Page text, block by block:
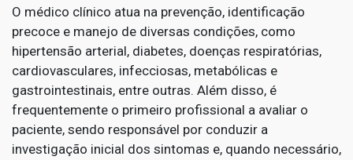
O médico clínico atua na prevenção, identificação
precoce e manejo de diversas condições, como
hipertensão arterial, diabetes, doenças respiratórias,
cardiovasculares, infecciosas, metabólicas e
gastrointestinais, entre outras. Além disso, é
frequentemente o primeiro profissional a avaliar o
paciente, sendo responsável por conduzir a
investigação inicial dos sintomas e, quando necessário,